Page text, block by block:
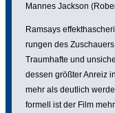
Mannes Jackson
Ramsays
rungen des
Traum­hafte und
dessen größter Anreiz
mehr als deutlich
formell ist der Film